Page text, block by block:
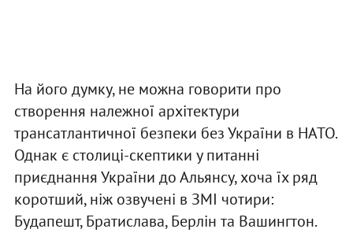
На його думку, не можна говорити про
створення належної архітектури
трансатлантичної безпеки без України в НАТО.
Однак є столиці-скептики у питанні
приєднання України до Альянсу, хоча їх ряд
коротший, ніж озвучені в ЗМІ чотири:
Будапешт, Братислава, Берлін та Вашингтон.